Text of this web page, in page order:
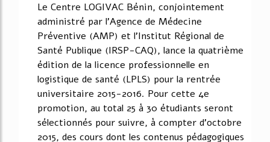
Le Centre LOGIVAC Bénin, conjointement
administré par l'Agence de Médecine
Préventive (AMP) et l'Institut Régional de
Santé Publique (IRSP-CAQ), lance la quatrième
édition de la licence professionnelle en
logistique de santé (LPLS) pour la rentrée
universitaire 2015-2016. Pour cette 4e
promotion, au total 25 à 30 étudiants seront
sélectionnés pour suivre, à compter d'octobre
2015, des cours dont les contenus pédagogiques